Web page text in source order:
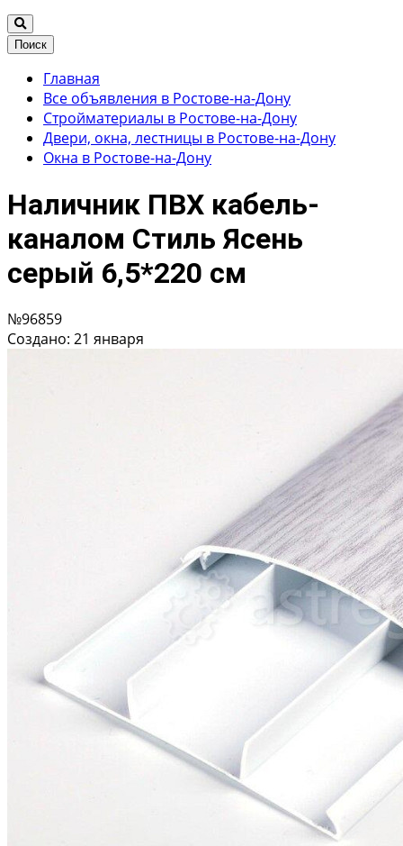
Поиск
Главная
Все объявления в Ростове-на-Дону
Стройматериалы в Ростове-на-Дону
Двери, окна, лестницы в Ростове-на-Дону
Окна в Ростове-на-Дону
Наличник ПВХ кабель-
каналом Стиль Ясень
серый 6,5*220 см
№96859
Создано: 21 января